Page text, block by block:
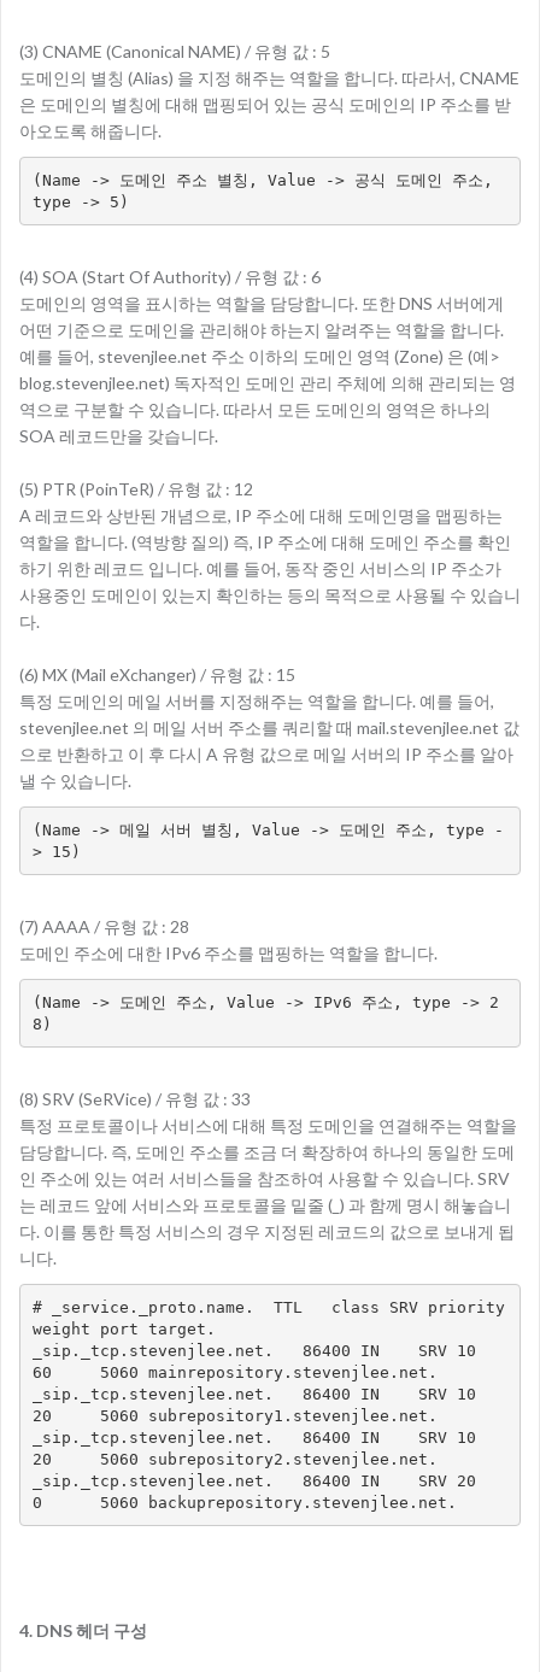
(3) CNAME (Canonical NAME) / 유형 값 : 5
도메인의 별칭 (Alias) 을 지정 해주는 역할을 합니다. 따라서, CNAME
은 도메인의 별칭에 대해 맵핑되어 있는 공식 도메인의 IP 주소를 받
아오도록 해줍니다.
(Name -> 도메인 주소 별칭, Value -> 공식 도메인 주소,
type -> 5)
(4) SOA (Start Of Authority) / 유형 값 : 6
도메인의 영역을 표시하는 역할을 담당합니다. 또한 DNS 서버에게
어떤 기준으로 도메인을 관리해야 하는지 알려주는 역할을 합니다.
예를 들어, stevenjlee.net 주소 이하의 도메인 영역 (Zone) 은 (예>
blog.stevenjlee.net) 독자적인 도메인 관리 주체에 의해 관리되는 영
역으로 구분할 수 있습니다. 따라서 모든 도메인의 영역은 하나의
SOA 레코드만을 갖습니다.
(5) PTR (PoinTeR) / 유형 값 : 12
A 레코드와 상반된 개념으로, IP 주소에 대해 도메인명을 맵핑하는
역할을 합니다. (역방향 질의) 즉, IP 주소에 대해 도메인 주소를 확인
하기 위한 레코드 입니다. 예를 들어, 동작 중인 서비스의 IP 주소가
사용중인 도메인이 있는지 확인하는 등의 목적으로 사용될 수 있습니
다.
(6) MX (Mail eXchanger) / 유형 값 : 15
특정 도메인의 메일 서버를 지정해주는 역할을 합니다. 예를 들어,
stevenjlee.net 의 메일 서버 주소를 쿼리할 때 mail.stevenjlee.net 값
으로 반환하고 이 후 다시 A 유형 값으로 메일 서버의 IP 주소를 알아
낼 수 있습니다.
(Name -> 메일 서버 별칭, Value -> 도메인 주소, type -
> 15)
(7) AAAA / 유형 값 : 28
도메인 주소에 대한 IPv6 주소를 맵핑하는 역할을 합니다.
(Name -> 도메인 주소, Value -> IPv6 주소, type -> 2
8)
(8) SRV (SeRVice) / 유형 값 : 33
특정 프로토콜이나 서비스에 대해 특정 도메인을 연결해주는 역할을
담당합니다. 즉, 도메인 주소를 조금 더 확장하여 하나의 동일한 도메
인 주소에 있는 여러 서비스들을 참조하여 사용할 수 있습니다. SRV
는 레코드 앞에 서비스와 프로토콜을 밑줄 (_) 과 함께 명시 해놓습니
다. 이를 통한 특정 서비스의 경우 지정된 레코드의 값으로 보내게 됩
니다.
# _service._proto.name.  TTL   class SRV priority
weight port target.
_sip._tcp.stevenjlee.net.   86400 IN    SRV 10
60     5060 mainrepository.stevenjlee.net.
_sip._tcp.stevenjlee.net.   86400 IN    SRV 10
20     5060 subrepository1.stevenjlee.net.
_sip._tcp.stevenjlee.net.   86400 IN    SRV 10
20     5060 subrepository2.stevenjlee.net.
_sip._tcp.stevenjlee.net.   86400 IN    SRV 20
0      5060 backuprepository.stevenjlee.net.
4. DNS 헤더 구성